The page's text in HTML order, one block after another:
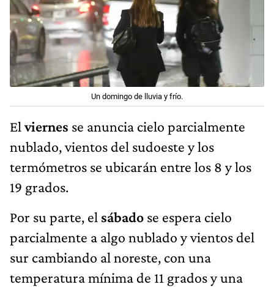
Un domingo de lluvia y frío.
Elviernes se anuncia cielo parcialmente
nublado, vientos del sudoeste y los
termómetros se ubicarán entre los 8 y los
19 grados.
Por su parte, el sábado se espera cielo
parcialmente a algo nublado y vientos del
sur cambiando al noreste, con una
temperatura mínima de 11 grados y una